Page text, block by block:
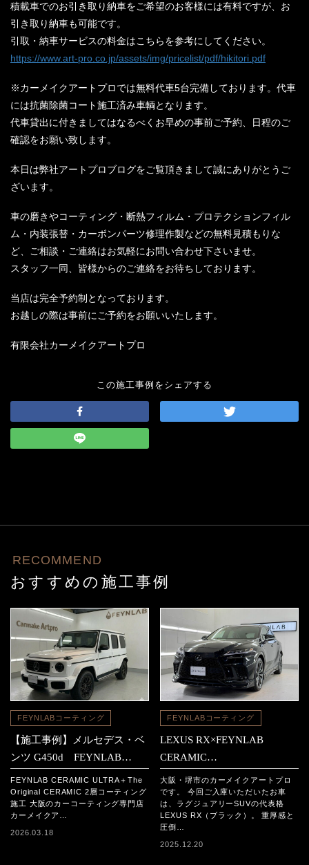
積載車でのお引き取り納車をご希望のお客様には有料ですが、お
引き取り納車も可能です。
引取・納車サービスの料金はこちらを参考にしてください。
https://www.art-pro.co.jp/assets/img/pricelist/pdf/hikitori.pdf
※カーメイクアートプロでは無料代車5台完備しております。代車
には抗菌除菌コート施工済み車輌となります。
代車貸出に付きましてはなるべくお早めの事前ご予約、日程のご
確認をお願い致します。
本日は弊社アートプロブログをご覧頂きまして誠にありがとうご
ざいます。
車の磨きやコーティング・断熱フィルム・プロテクションフィル
ム・内装張替・カーボンパーツ修理作製などの無料見積もりな
ど、ご相談・ご連絡はお気軽にお問い合わせ下さいませ。
スタッフ一同、皆様からのご連絡をお待ちしております。
当店は完全予約制となっております。
お越しの際は事前にご予約をお願いいたします。
有限会社カーメイクアートプロ
この施工事例をシェアする
RECOMMEND
おすすめの施工事例
FEYNLABコーティング
【施工事例】メルセデス・ベ
ンツ G450d FEYNLAB
Original CERAMIC 2層コーテ
ィング施工
FEYNLAB CERAMIC ULTRA＋The
Original CERAMIC 2層コーティング
施工 大阪のカーコーティング専門店
カーメイクア…
2026.03.18
FEYNLABコーティング
LEXUS RX×FEYNLAB
CERAMIC
ULTRA+TheOriginalCERAMIC
施工
大阪・堺市のカーメイクアートプロ
です。 今回ご入庫いただいたお車
は、ラグジュアリーSUVの代表格
LEXUS RX（ブラック）。 重厚感と
圧倒…
2025.12.20